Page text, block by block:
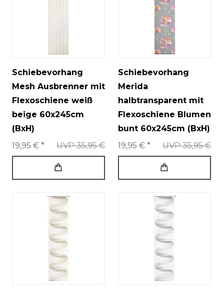
Schiebevorhang
Mesh Ausbrenner mit
Flexoschiene weiß
beige 60x245cm
(BxH)
UVP 35,95 €
19,95 € *
Schiebevorhang
Merida
halbtransparent mit
Flexoschiene Blumen
bunt 60x245cm (BxH)
UVP 35,95 €
19,95 € *